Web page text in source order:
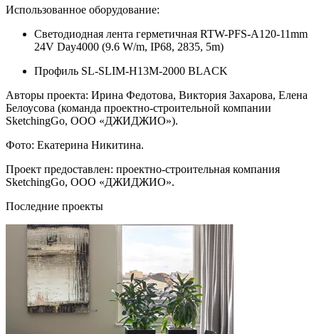
Использованное оборудование:
Светодиодная лента герметичная RTW-PFS-A120-11mm
24V Day4000 (9.6 W/m, IP68, 2835, 5m)
Профиль SL-SLIM-H13M-2000 BLACK
Авторы проекта: Ирина Федотова, Виктория Захарова, Елена
Белоусова (команда проектно-строительной компании
SketchingGo, ООО «ДЖИДЖИО»).
Фото: Екатерина Никитина.
Проект предоставлен: проектно-строительная компания
SketchingGo, ООО «ДЖИДЖИО».
Последние проекты